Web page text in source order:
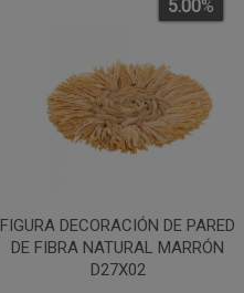
FIGURA DECORACIÓN DE PARED
DE FIBRA NATURAL MARRÓN
D27X02
5.00%